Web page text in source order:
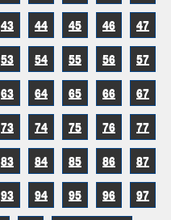
43 44 45 46 47
53 54 55 56 57
63 64 65 66 67
73 74 75 76 77
83 84 85 86 87
93 94 95 96 97